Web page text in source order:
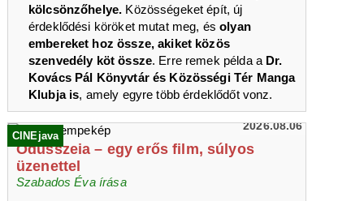
kölcsönzőhelye. Közösségeket épít, új
érdeklődési köröket mutat meg, ésolyan
embereket hoz össze, akiket közös
szenvedély köt össze. Erre remek példa aDr.
Kovács Pál Könyvtár és Közösségi Tér Manga
Klubja is, amely egyre több érdeklődőt vonz.
CINEjava
2026.08.06
Odüsszeia – egy erős film, súlyos
üzenettel
Szabados Éva írása